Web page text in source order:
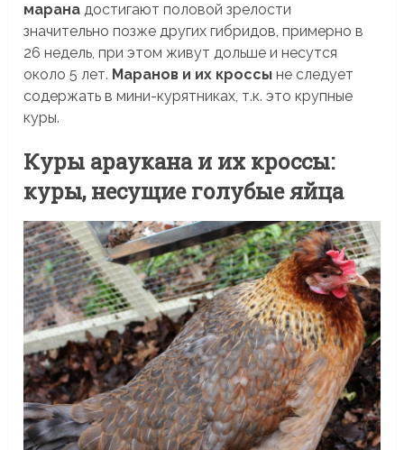
марана достигают половой зрелости
значительно позже других гибридов, примерно в
26 недель, при этом живут дольше и несутся
около 5 лет. Маранов и их кроссы не следует
содержать в мини-курятниках, т.к. это крупные
куры.
Куры араукана и их кроссы:
куры, несущие голубые яйца